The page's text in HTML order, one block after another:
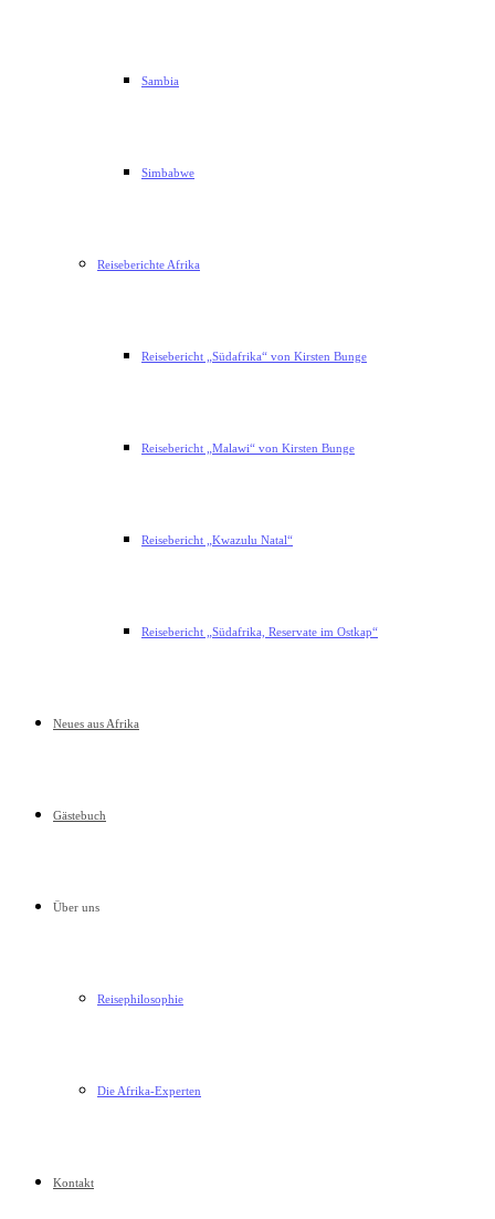
Sambia
Simbabwe
Reiseberichte Afrika
Reisebericht „Südafrika“ von Kirsten Bunge
Reisebericht „Malawi“ von Kirsten Bunge
Reisebericht „Kwazulu Natal“
Reisebericht „Südafrika, Reservate im Ostkap“
Neues aus Afrika
Gästebuch
Über uns
Reisephilosophie
Die Afrika-Experten
Kontakt